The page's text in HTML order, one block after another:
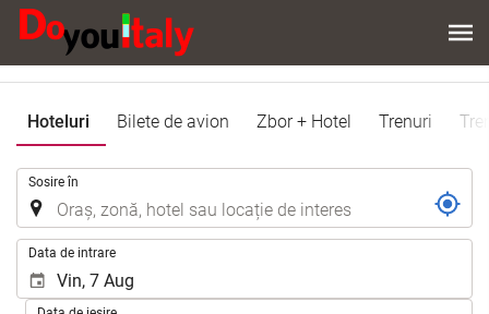
Hoteluri Bilete de avion Zbor + Hotel Trenuri
Sosire în
Data de intrare